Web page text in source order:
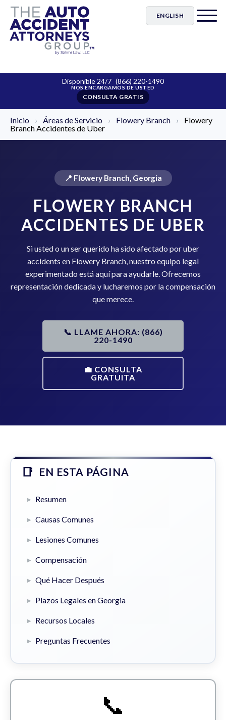
ENGLISH
Disponible 24/7 (866) 220-1490
CONSULTA GRATIS
Inicio › Áreas de Servicio › Flowery Branch ›
Flowery
Branch Accidentes de Uber
📍 Flowery Branch, Georgia
FLOWERY BRANCH
ACCIDENTES DE UBER
Si usted o un ser querido ha sido afectado por uber
accidents en Flowery Branch, nuestro equipo legal
experimentado está aquí para ayudarle. Ofrecemos
representación dedicada y lucharemos por la compensación
que merece.
📞 LLAME AHORA: (866)
220-1490
💼 CONSULTA
GRATUITA
EN ESTA PÁGINA
Resumen
Causas Comunes
Lesiones Comunes
Compensación
Qué Hacer Después
Plazos Legales en Georgia
Recursos Locales
Preguntas Frecuentes
📞